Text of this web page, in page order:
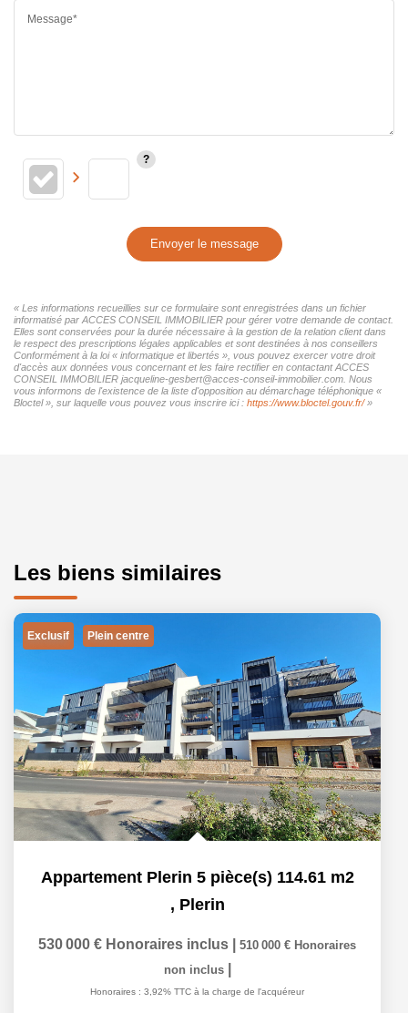
Message*
Envoyer le message
« Les informations recueillies sur ce formulaire sont enregistrées dans un fichier
informatisé par ACCES CONSEIL IMMOBILIER pour gérer votre demande de contact.
Elles sont conservées pour la durée nécessaire à la gestion de la relation client dans
le respect des prescriptions légales applicables et sont destinées à nos conseillers
Conformément à la loi « informatique et libertés », vous pouvez exercer votre droit
d'accès aux données vous concernant et les faire rectifier en contactant ACCES
CONSEIL IMMOBILIER jacqueline-gesbert@acces-conseil-immobilier.com. Nous
vous informons de l'existence de la liste d'opposition au démarchage téléphonique «
Bloctel », sur laquelle vous pouvez vous inscrire ici : https://www.bloctel.gouv.fr/»
Les biens similaires
Exclusif Plein centre
Appartement Plerin 5 pièce(s) 114.61 m2
, Plerin
530 000 € Honoraires inclus 510 000 € Honoraires
non inclus
Honoraires : 3,92% TTC à la charge de l'acquéreur